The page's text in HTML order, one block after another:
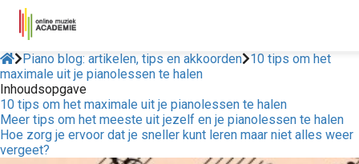
Piano blog: artikelen, tips en akkoorden
10 tips om het
maximale uit je pianolessen te halen
Inhoudsopgave
10 tips om het maximale uit je pianolessen te halen
Meer tips om het meeste uit jezelf en je pianolessen te halen
Hoe zorg je ervoor dat je sneller kunt leren maar niet alles weer
vergeet?